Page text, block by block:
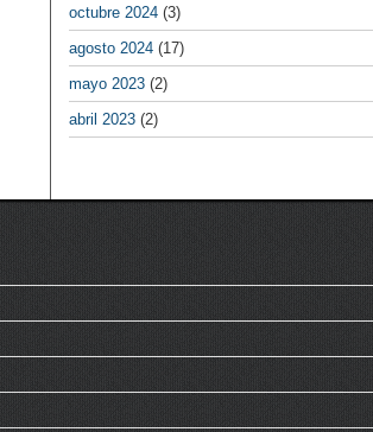
octubre 2024 (3)
agosto 2024 (17)
mayo 2023 (2)
abril 2023 (2)